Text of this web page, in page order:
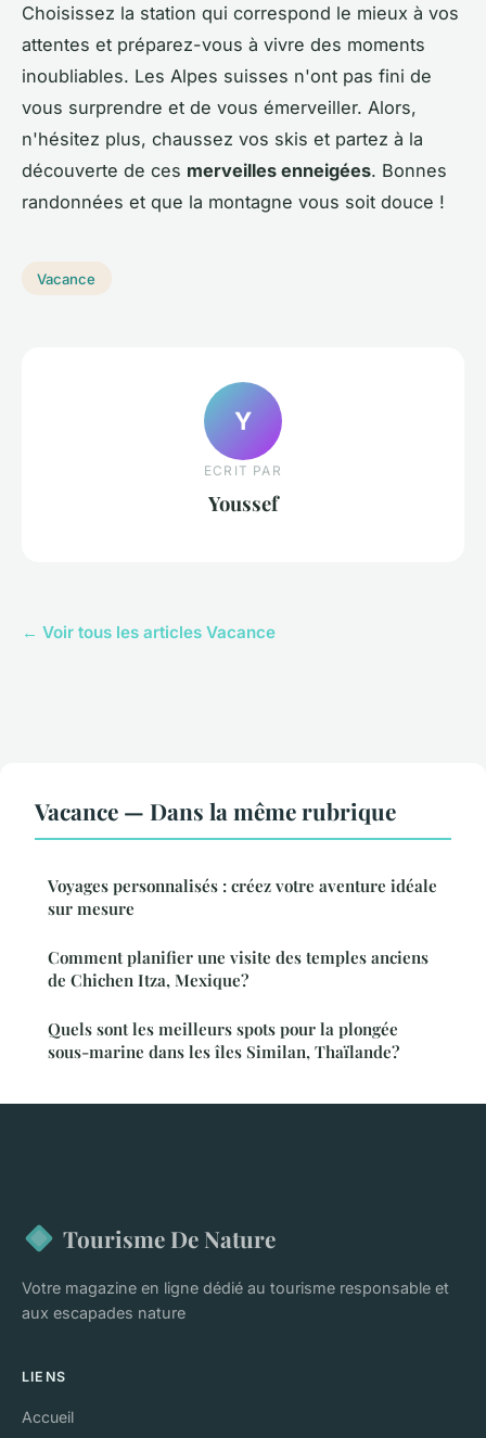
Choisissez la station qui correspond le mieux à vos
attentes et préparez-vous à vivre des moments
inoubliables. Les Alpes suisses n'ont pas fini de
vous surprendre et de vous émerveiller. Alors,
n'hésitez plus, chaussez vos skis et partez à la
découverte de ces merveilles enneigées. Bonnes
randonnées et que la montagne vous soit douce !
Vacance
Y
ECRIT PAR
Youssef
← Voir tous les articles Vacance
Vacance — Dans la même rubrique
Voyages personnalisés : créez votre aventure idéale
sur mesure
Comment planifier une visite des temples anciens
de Chichen Itza, Mexique?
Quels sont les meilleurs spots pour la plongée
sous-marine dans les îles Similan, Thaïlande?
Tourisme De Nature
Votre magazine en ligne dédié au tourisme responsable et
aux escapades nature
LIENS
Accueil